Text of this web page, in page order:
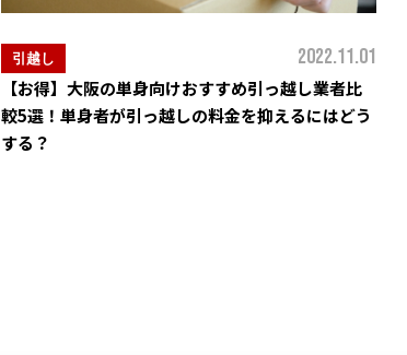
引越し 2022.11.01
【お得】大阪の単身向けおすすめ引っ越し業者比
較5選！単身者が引っ越しの料金を抑えるにはどう
する？